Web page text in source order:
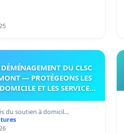
DU CLSC
— PROTÉGEONS LES
ET LES SERVICES
du soutien à domicil…